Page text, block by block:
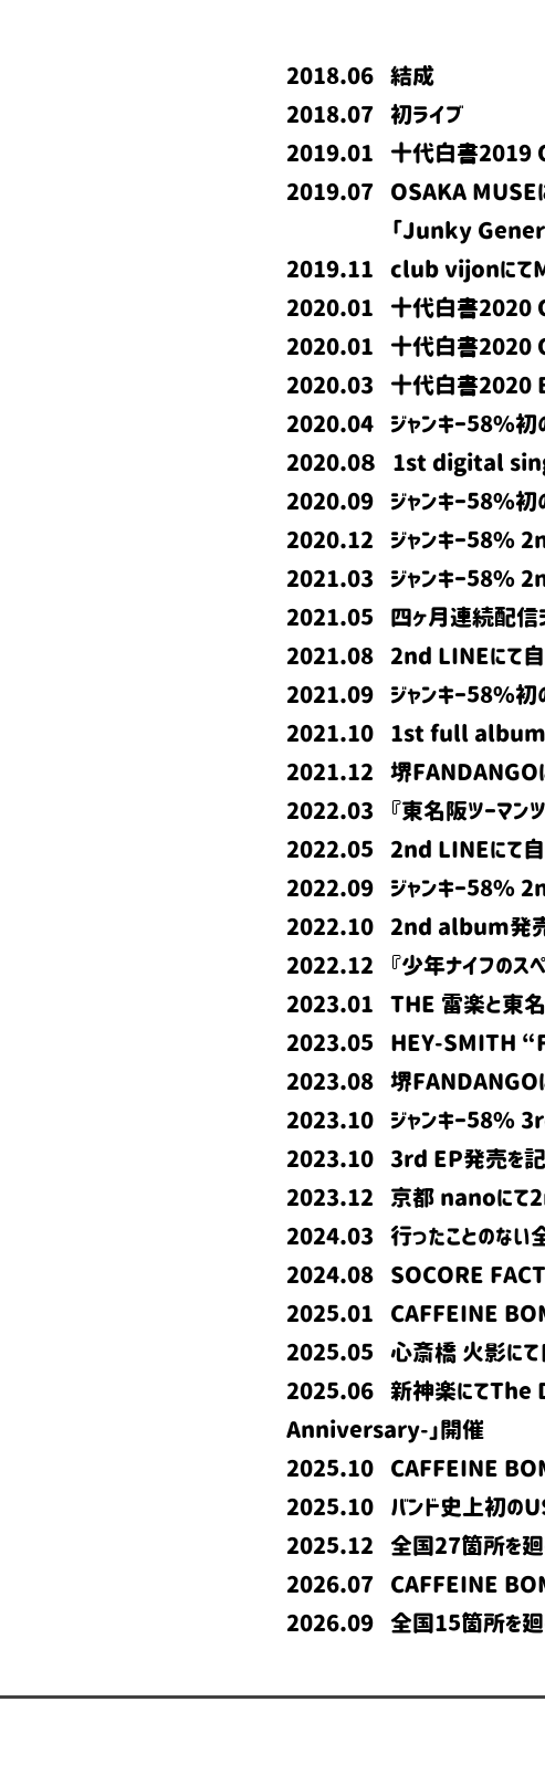
2018.06 結成
2018.07 初ライブ
2019.01 十代白書2019
2019.07 OSAKA MUSE​に
「Junky
2019.11 club vijonにてMV
2020.01 十代白書2020
2020.01 十代白書2020
2020.03 十代白書2020
2020.04 ジャンキー58%初の
2020.0８ 1st digital
2020.09 ジャンキー58%初の
2020.12 ジャンキー58%
2021.03 ジャンキー58%
2021.05 四ヶ月連続配信シ
2021.08 2nd LINEにて自
2021.09 ジャンキー58%
2021.10 1st full album
2021.12 堺FANDANGOに
2022.03 『東名阪ツーマンツ
2022.05 2nd LINEにて自主
2022.09 ジャンキー58%
2022.10 2nd album発売を記
2022.12 『少年ナイフのスペ
2023.01 THE 雷楽と東名阪帯
2023.05 HEY-SMITH
2023.08 堺FANDANGOに
2023.10 ジャンキー58%
2023.10 3rd EP発売を記
2023.12 京都 nanoにて
2024.03 行ったことのな
2024.08 SOCORE
2025.01 CAFFEINE
2025.05 心斎橋 火影にて
2025.06 新神楽にて
Anniversary-」開催
2025.10 CAFFEINE
2025.10 バンド史上初の
2025.12 全国27箇所を廻
2026.07 CAFFEINE
2026.09 全国15箇所を廻